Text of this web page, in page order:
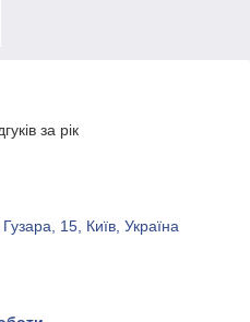
за рік
15, Київ, Україна